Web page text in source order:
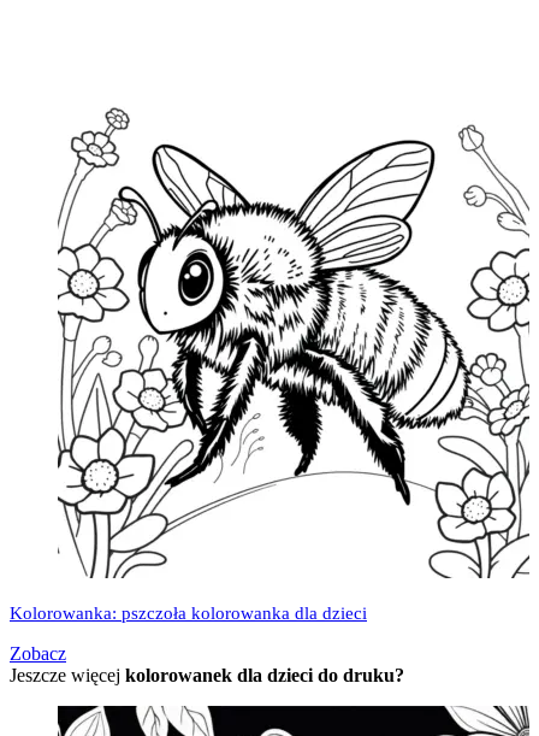
Kolorowanka: pszczoła kolorowanka dla dzieci
Zobacz
Jeszcze więcej kolorowanek dla dzieci do druku?